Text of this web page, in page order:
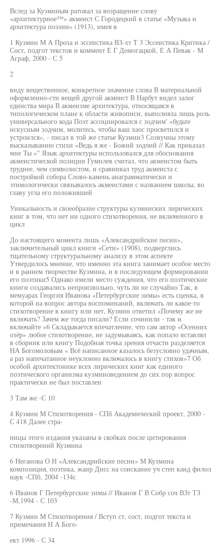
Вслед за Кузминым ратовал за возращение слову
«архитектурное™» акмеист С Городецкий в статье «Музыка и
архитектура поэзии» (1913), имея в
1 Кузмин М А Проза и эссеистика ВЗ-хт Т 3 Эссеистика Критика /
Сост, подгот текстов и коммент Е Г Домогацкой, Е А Певак - М
Аграф, 2000 - С 5
2
виду вещественное, конкретное значение слова В материальной
оформленно-сти вещей другой акмеист В Нарбут видел залог
единства мира В акмеизме архитектура, относящаяся в
типологическом плане к области живописи, выполняла лишь роль
универсального кода Поэт ассоциировался с зодчим' «будьте
искусным зодчим, молитесь, чтобы ваш хаос просветился и
устроился», - писал в той же статье Кузмин3 Созвучны этому
высказыванию стихи «Ведь я же - Божий зодчий // Как приказал
мне Ты »" Язык архитектуры использовался для обоснования
акмеистической позиции Гумилев считал, что акмеистом быть
труднее, чем символистом, и сравнивал труд акмеиста с
постройкой собора Слово-камень анаграмматически и
этимологически связывалось акмеистами с названием школы, во
главу угла его положившей
Уникальность и своеобразие структуры кузминских лирических
книг в том, что нет ни одного стихотворения, не включенного в
цикл
До настоящего момента лишь «Александрийские песни»,
заключительный цикл книги «Сети» (1908), подверглись
тщательному структуральному анализу в этом аспекте
Утвердилось мнение, что именно эта книга занимает особое место
и в раннем творчестве Кузмина, и в последующем формировании
его поэтики5 Однако имели место суждения, что его поэтические
книги создавались непроизвольно, чуть ли не случайно Так, в
мемуарах Георгия Иванова «Петербургские зимы» есть сценка, в
которой на вопрос автора воспоминаний, включать ли какое-то
стихотворение в книгу или нет, Кузмин ответил «Почему же не
включать? Зачем же тогда писали? Если сочинили - так и
включайте »6 Складывается впечатление, что сам автор «Осенних
озёр» любое стихотворение, не задумываясь, как попало вставлял
в сборник или книгу Подобная точка зрения отчасти разделяется
НА Богомоловым « Всё написанное казалось безусловно удачным,
а раз напечатанное неуклонно включалось в книгу стихов»7 Об
особой архитектонике всех лирических книг как единого
поэтического организма кузминоведением до сих пор вопрос
практически не был поставлен
3 Там же -С 10
4 Кузмин М Стихотворения - СПб Академический проект, 2000 -
С 418 Далее стра-
ницы этого издания указаны в скобках после цитирования
стихотворений Кузмина
6 Неганова О Н «Александрийские песни» М Кузмина
композиция, поэтика, жанр Дисс на соискание уч степ канд филол
наук -СПб, 2004 -134с
6 Иванов Г Петербургские зимы // Иванов Г В Собр соч ВЗт ТЗ
-М,1994 - С 103
7 Кузмин М Стихотворения / Вступ ст, сост, подгот текста и
примечания Н А Бого-
ект 1996 - С 34